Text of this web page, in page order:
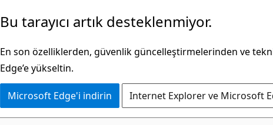
Bu tarayıcı artık desteklenmiyor.
En son özelliklerden, güvenlik güncelleştirmelerinden ve
Edge’e yükseltin.
Microsoft Edge'i indirin Internet Explorer ve Microsoft